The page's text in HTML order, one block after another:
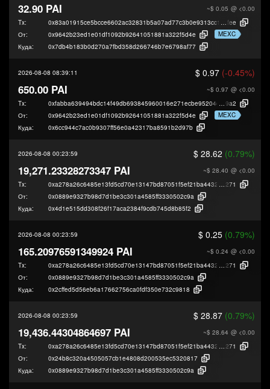
~$ 0.05 @ <0.00
32.90 PAI
Tx: 0x83a01915ce5bcce6602ac32831b5a07ad77c3b0e9313cc1f1d46393721649
fee
От:
0x9642b23ed1e01df1092b92641051881a322f5d4e
MEXC
Куда:
0x7db4b183b0d270a7fbd358d266746b7e6798af77
2026-08-08 08:39:11 $ 0.97 (-0.45%)
~$ 0.97 @ <0.00
650.00 PAI
Tx: 0xfabba639494bdc14f49db693845960016e271ecbe95204db2a0443e2b312b
9a2
От:
0x9642b23ed1e01df1092b92641051881a322f5d4e
MEXC
Куда:
0x6cc944c7ac0b9307ff56e0a42317ba8591b2d97b
2026-08-08 00:23:59 $ 28.62 (0.79%)
~$ 28.40 @ <0.00
19,271.23328273347 PAI
Tx: 0xa278a26c6485e13fd5cd70e13147bd87051f5ef21ba4432f90b8c4f11548b
271
От:
0x0889e9327b98d7d1be3c301a4585ff3330502c9a
Куда:
0x4d1e515dd308f26f17aca2384f9cdb745d8b85f2
2026-08-08 00:23:59 $ 0.25 (0.79%)
~$ 0.24 @ <0.00
165.20976591349924 PAI
Tx: 0xa278a26c6485e13fd5cd70e13147bd87051f5ef21ba4432f90b8c4f11548b
271
От:
0x0889e9327b98d7d1be3c301a4585ff3330502c9a
Куда:
0x2cffed5d56eb6a17662756ca0fdf350e732c9818
2026-08-08 00:23:59 $ 28.87 (0.79%)
~$ 28.64 @ <0.00
19,436.44304864697 PAI
Tx: 0xa278a26c6485e13fd5cd70e13147bd87051f5ef21ba4432f90b8c4f11548b
271
От:
0x24b8c320a4505057cb1e4808d200535ec5320817
Куда:
0x0889e9327b98d7d1be3c301a4585ff3330502c9a